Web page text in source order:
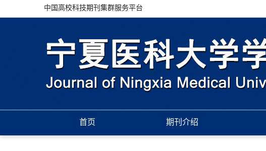
中国高校科技期刊集群服务平台
首页 期刊介绍